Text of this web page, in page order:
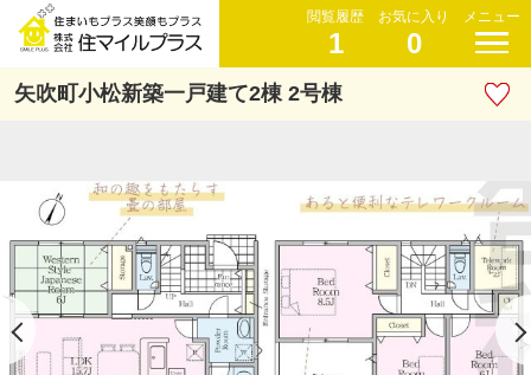
閲覧履歴
1
お気に入り
0
メニュー
矢吹町小松新築一戸建て2棟 2号棟